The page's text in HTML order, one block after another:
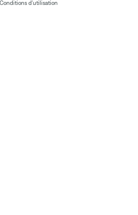
Conditions d'utilisation